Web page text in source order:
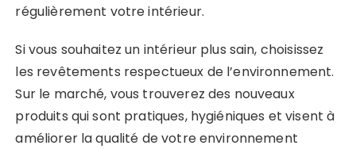
régulièrement votre intérieur.
Si vous souhaitez un intérieur plus sain, choisissez
les revêtements respectueux de l’environnement.
Sur le marché, vous trouverez des nouveaux
produits qui sont pratiques, hygiéniques et visent à
améliorer la qualité de votre environnement